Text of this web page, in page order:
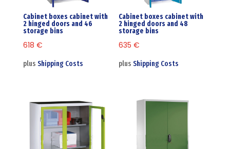
Cabinet boxes cabinet with
2 hinged doors and 46
storage bins
618 €
plus Shipping Costs
Cabinet boxes cabinet with
2 hinged doors and 48
storage bins
635€
plusShipping Costs